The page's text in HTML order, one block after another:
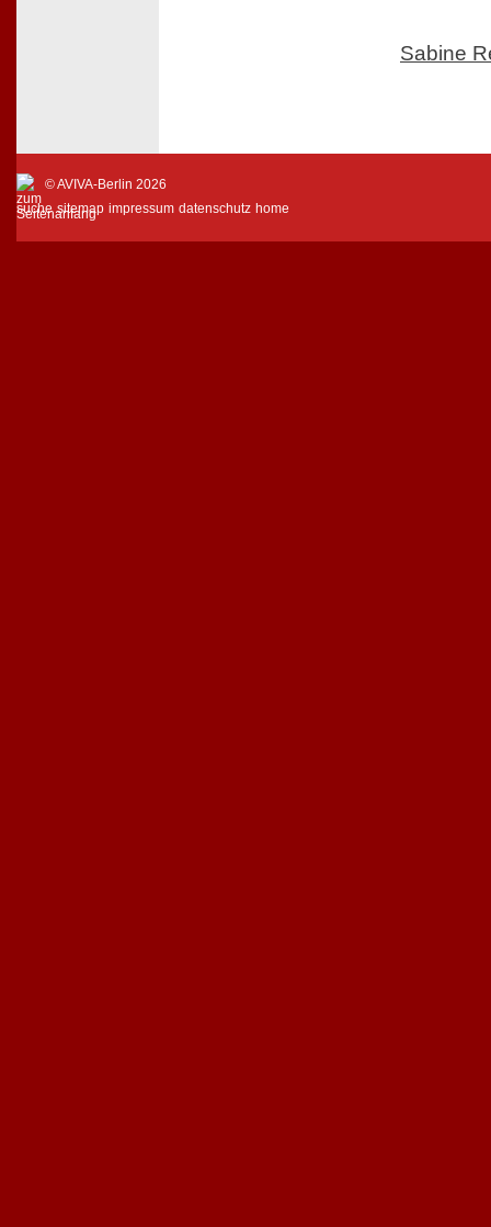
Sabine
© AVIVA-Berlin 2026
suche sitemap impressum datenschutz home